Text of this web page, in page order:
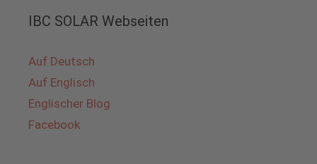
IBC SOLAR Webseiten
Auf Deutsch
Auf Englisch
Englischer Blog
Facebook